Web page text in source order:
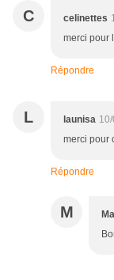
C celinettes
merci pour
Répondre
L launisa
merci pour
Répondre
M